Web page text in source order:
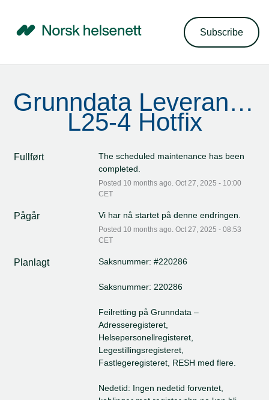
Subscribe
Grunndata Leveranse
L25-4 Hotfix
Fullført
The scheduled maintenance has been
completed.
Posted 10 months ago. Oct 27 2025 - 10:00
CET
Pågår Vi har nå startet på denne endringen.
Posted 10 months ago. Oct 27 2025 - 08:53
CET
Planlagt Saksnummer: #220286
Saksnummer: 220286
Feilretting på Grunndata –
Adresseregisteret,
Helsepersonellregisteret,
Legestillingsregisteret,
Fastlegeregisteret, RESH med flere.
Nedetid: Ingen nedetid forventet,